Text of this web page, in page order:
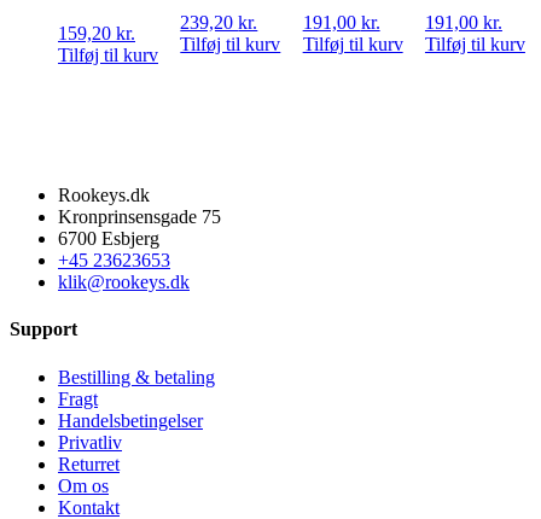
159,20 kr.
Tilføj til kurv
239,20kr.
Tilføj til kurv
191,00 kr.
Tilføj til kurv
191,00 kr.
Tilføj til kurv
Rookeys.dk
Kronprinsensgade 75
6700 Esbjerg
+45 23623653
klik@rookeys.dk
Support
Bestilling & betaling
Fragt
Handelsbetingelser
Privatliv
Returret
Om os
Kontakt